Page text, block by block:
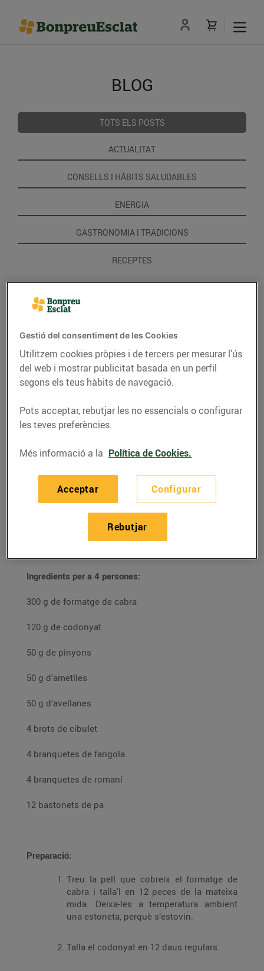
BLOG
TOTS ELS POSTS
ACTUALITAT
CONSELLS I HÀBITS SALUDABLES
ENERGIA
GASTRONOMIA I TRADICIONS
RECEPTES
RECEPTES
Boles de formatge de
cabra farcides de
codonyat, fruita seca i
herbes aromàtiques
21/d’octubre/2020
Ingredients per a 4 persones:
300 g de formatge de cabra
120 g de codonyat
50 g de pinyons
50 g d’ametlles
50 g d’avellanes
4 brots de cibulet
4 branquetes de farigola
4 branquetes de romaní
12 bastonets de pa
Preparació:
Treu la pell que cobreix el formatge de
cabra i talla'l en 12 peces de la mateixa
mida. Deixa-les a temperatura ambient
una estoneta, perquè s’estovin.
Talla el codonyat en 12 daus regulars.
Gestió del consentiment de les Cookies
Utilitzem cookies pròpies i de tercers per mesurar l’ús
del web i mostrar publicitat basada en un perfil
segons els teus hàbits de navegació.
Pots acceptar, rebutjar les no essencials o configurar
les teves preferències.
Més informació a la Política de Cookies.
Configurar
Rebutjar
Acceptar